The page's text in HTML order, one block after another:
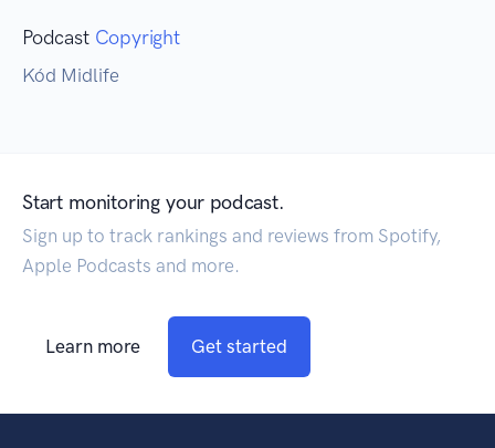
Podcast Copyright
Kód Midlife
Start monitoring your podcast.
Sign up to track rankings and reviews from Spotify,
Apple Podcasts and more.
Learn more Get started